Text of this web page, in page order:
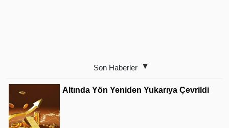
Son Haberler
Altında Yön Yeniden Yukarıya Çevrildi